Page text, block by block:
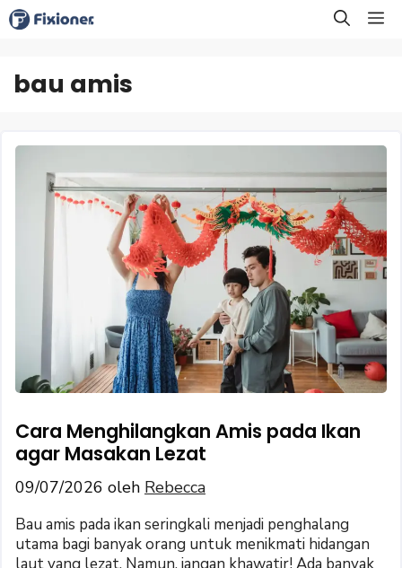
Langsung
ke
bau amis
Cara Menghilangkan Amis pada Ikan
agar Masakan Lezat
09/07/2026 oleh Rebecca
Bau amis pada ikan seringkali menjadi penghalang
utama bagi banyak orang untuk menikmati hidangan
laut yang lezat. Namun, jangan khawatir! Ada banyak